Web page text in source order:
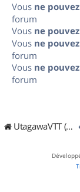
Vous ne
forum
Vous ne
Vous ne
forum
Vous ne
forum
UtagawaVTT (Randos VTT et VTTAE avec traces GPS)